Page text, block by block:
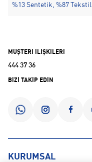
%13 Sentetik, %87 Tekstil
MÜŞTERİ İLİŞKİLERİ
444 37 36
BİZİ TAKİP EDİN
KURUMSAL